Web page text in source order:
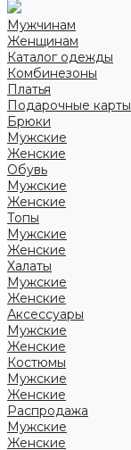
Мужчинам
Женщинам
Каталог одежды
Комбинезоны
Платья
Подарочные карты
Брюки
Мужские
Женские
Обувь
Мужские
Женские
Топы
Мужские
Женские
Халаты
Мужские
Женские
Аксессуары
Мужские
Женские
Костюмы
Мужские
Женские
Распродажа
Мужские
Женские